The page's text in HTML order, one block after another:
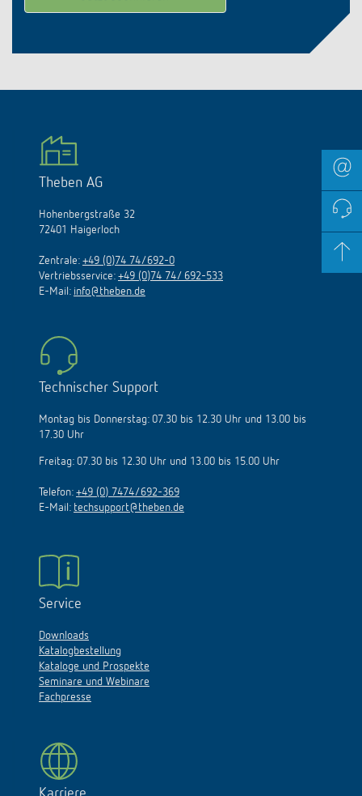
Theben AG
Hohenbergstraße 32
72401 Haigerloch
Zentrale: +49 (0)74 74/692-0
Vertriebsservice: +49 (0)74 74/ 692-533
E-Mail: info@theben.de
Technischer Support
Montag bis Donnerstag: 07.30 bis 12.30 Uhr und 13.00 bis
17.30 Uhr
Freitag: 07.30 bis 12.30 Uhr und 13.00 bis 15.00 Uhr
Telefon: +49 (0) 7474/692-369
E-Mail: techsupport@theben.de
Service
Downloads
Katalogbestellung
Kataloge und Prospekte
Seminare und Webinare
Fachpresse